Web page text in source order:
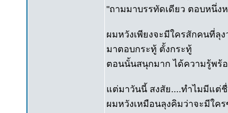
"ถามมาบรรทัดเดียว ตอบหนึ่ง
ผมหวังเพียงจะมีใครสักคนที่ลุ
มาตอบกระทู้ ตั้งกระทู้
ตอนนั้นสนุกมาก ได้ความรู้พร้
แต่มาวันนี้ สงสัย....ทำไมมีแต่
ผมหวังเหมือนลุงคิมว่าจะมีใค